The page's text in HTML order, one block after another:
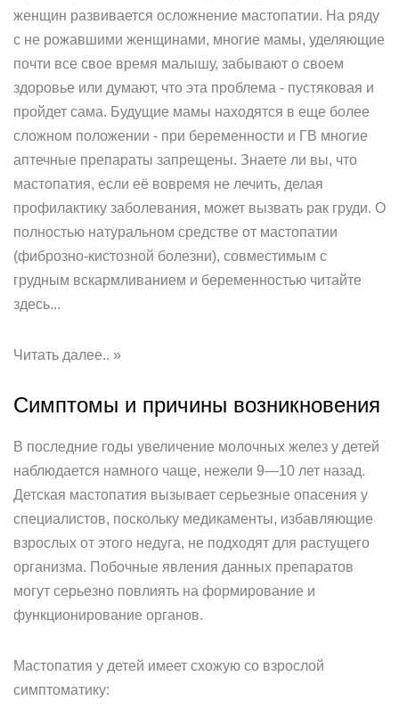
женщин развивается осложнение мастопатии. На ряду
с не рожавшими женщинами, многие мамы, уделяющие
почти все свое время малышу, забывают о своем
здоровье или думают, что эта проблема - пустяковая и
пройдет сама. Будущие мамы находятся в еще более
сложном положении - при беременности и ГВ многие
аптечные препараты запрещены. Знаете ли вы, что
мастопатия, если её вовремя не лечить, делая
профилактику заболевания, может вызвать рак груди. О
полностью натуральном средстве от мастопатии
(фиброзно-кистозной болезни), совместимым с
грудным вскармливанием и беременностью читайте
здесь...
Читать далее.. »
Симптомы и причины возникновения
В последние годы увеличение молочных желез у детей
наблюдается намного чаще, нежели 9—10 лет назад.
Детская мастопатия вызывает серьезные опасения у
специалистов, поскольку медикаменты, избавляющие
взрослых от этого недуга, не подходят для растущего
организма. Побочные явления данных препаратов
могут серьезно повлиять на формирование и
функционирование органов.
Мастопатия у детей имеет схожую со взрослой
симптоматику: